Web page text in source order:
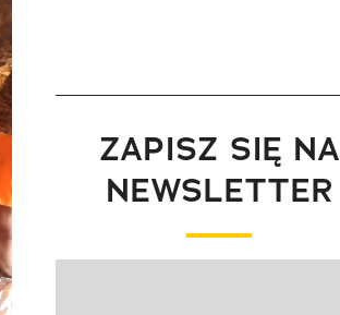
ZAPISZ SIĘ NA
NEWSLETTER